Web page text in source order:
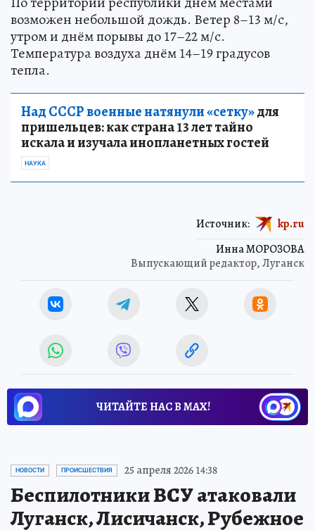
возможен небольшой дождь. Ветер 8–13 м/с,
утром и днём порывы до 17–22 м/с.
Температура воздуха днём 14–19 градусов
тепла.
Над СССР военные натянули «сетку»для
пришельцев: как страна 13 лет тайно
искала и изучала инопланетных гостей
НАУКА
Инна МОРОЗОВА
Выпускающий редактор, Луганск
Источник: kp.ru
ЧИТАЙТЕ НАС В МАХ!
НОВОСТИ ПРОИСШЕСТВИЯ 25 апреля 2026 14:38
Беспилотники ВСУ атаковали
Луганск, Лисичанск, Рубежное